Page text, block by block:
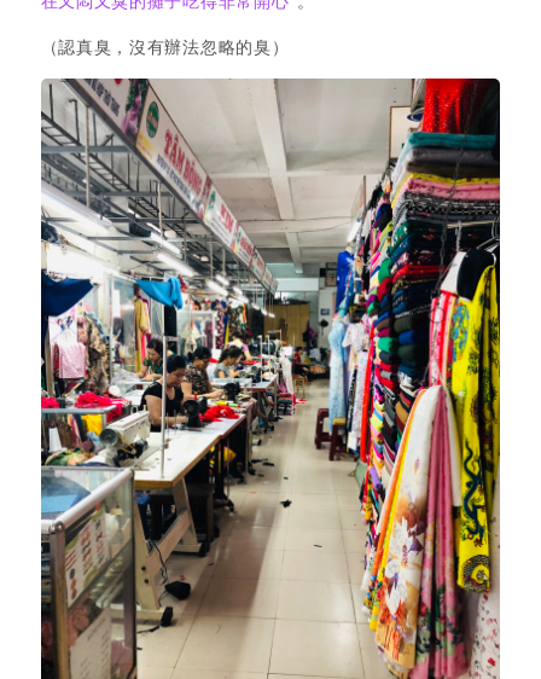
（認真臭，沒有辦法忽略的臭）